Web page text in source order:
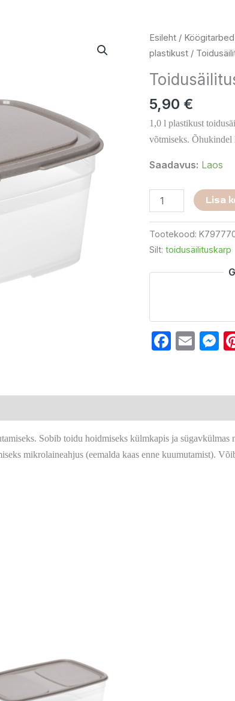
Esileht/ Köögitarbed
plastikust/
5,90 €
1,0 l plastikust
võtmiseks. Õhukindel
Saadavus: Laos
Toidusäilituskarp
1
kogus
Lisa
Tootekood:
Silt: toidusäilituskarp
Sobib toidu hoidmiseks külmkapis ja
mikrolaineahjus (eemalda kaas enne kuumutamist).